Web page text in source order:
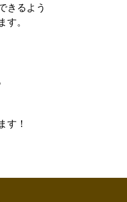
きるよう
す。
す！